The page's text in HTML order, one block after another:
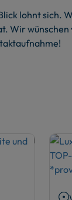
lohnt sich.
Wir wünschen